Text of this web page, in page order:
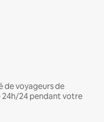
de voyageurs de
24 pendant votre